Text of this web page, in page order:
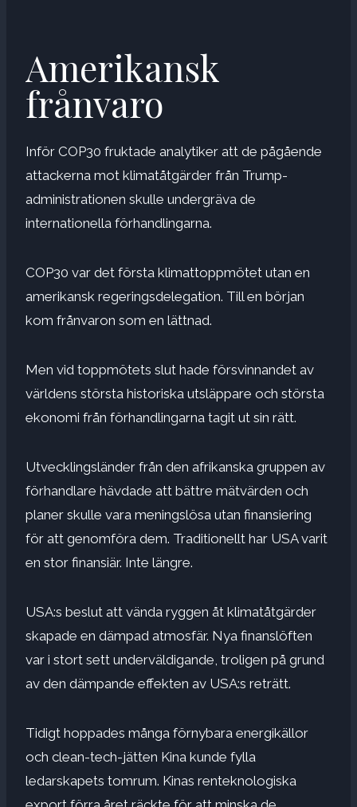
Amerikansk
frånvaro
Inför COP30 fruktade analytiker att de pågående
attackerna mot klimatåtgärder från Trump-
administrationen skulle undergräva de
internationella förhandlingarna.
COP30 var det första klimattoppmötet utan en
amerikansk regeringsdelegation. Till en början
kom frånvaron som en lättnad.
Men vid toppmötets slut hade försvinnandet av
världens största historiska utsläppare och största
ekonomi från förhandlingarna tagit ut sin rätt.
Utvecklingsländer från den afrikanska gruppen av
förhandlare hävdade att bättre mätvärden och
planer skulle vara meningslösa utan finansiering
för att genomföra dem. Traditionellt har USA varit
en stor finansiär. Inte längre.
USA:s beslut att vända ryggen åt klimatåtgärder
skapade en dämpad atmosfär. Nya finanslöften
var i stort sett underväldigande, troligen på grund
av den dämpande effekten av USA:s reträtt.
Tidigt hoppades många förnybara energikällor
och clean-tech-jätten Kina kunde fylla
ledarskapets tomrum. Kinas renteknologiska